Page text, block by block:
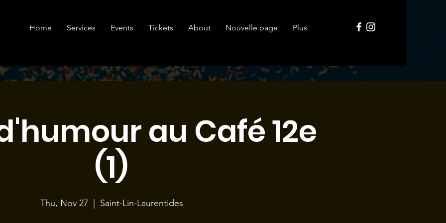
Home Services Events Tickets About Nouvelle page Plus
au Café 12e
(1)
Thu, Nov 27 Saint-Lin-Laurentides